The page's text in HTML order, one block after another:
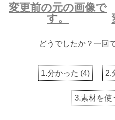
変更前の元の画像で
す。
どうでしたか？一回
1.分かった (4) 2.
3.素材を使